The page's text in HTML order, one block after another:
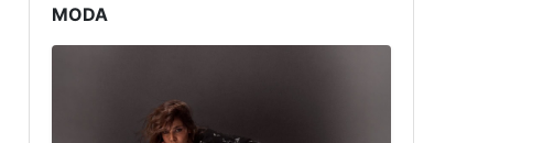
MODA